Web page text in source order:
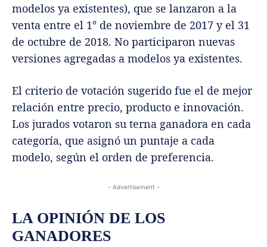
modelos ya existentes), que se lanzaron a la
venta entre el 1° de noviembre de 2017 y el 31
de octubre de 2018. No participaron nuevas
versiones agregadas a modelos ya existentes.
El criterio de votación sugerido fue el de mejor
relación entre precio, producto e innovación.
Los jurados votaron su terna ganadora en cada
categoría, que asignó un puntaje a cada
modelo, según el orden de preferencia.
- Advertisement -
LA OPINIÓN DE LOS
GANADORES